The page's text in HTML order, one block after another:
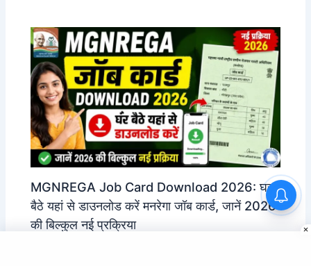
MGNREGA Job Card Download 2026: घर
बैठे यहां से डाउनलोड करें मनरेगा जॉब कार्ड, जानें 2026
की बिल्कुल नई प्रक्रिया